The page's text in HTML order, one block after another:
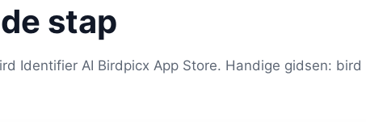
stap
Identifier AI Birdpicx App Store. Handige gidsen: